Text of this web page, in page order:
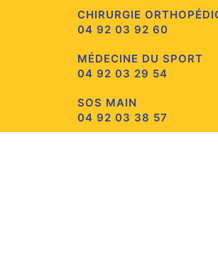
CHIRURGIE
04 92 03 92 60
MÉDECINE DU SPORT
04 92 03 29 54
SOS MAIN
04 92 03 38 57